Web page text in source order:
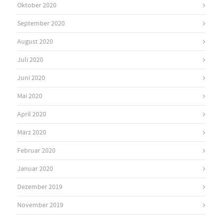
Oktober 2020
September 2020
August 2020
Juli 2020
Juni 2020
Mai 2020
April 2020
März 2020
Februar 2020
Januar 2020
Dezember 2019
November 2019